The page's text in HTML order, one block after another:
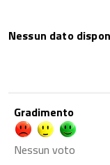
Nessun dato
Gradimento
Nessun voto